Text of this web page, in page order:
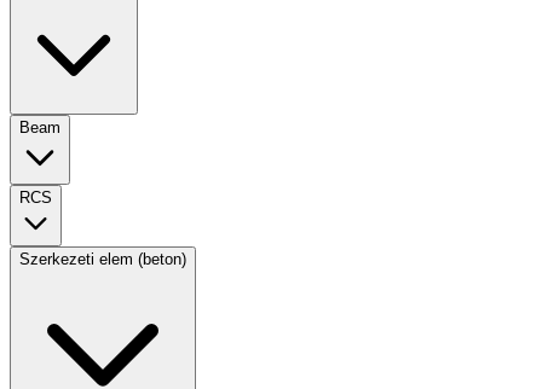
Beam
RCS
Szerkezeti elem (beton)